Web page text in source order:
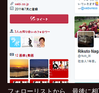
フォローリストから、最後に